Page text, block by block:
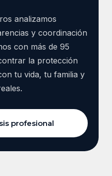
analizamos
y coordinación
con más de 95
la protección
tu vida, tu familia y
profesional